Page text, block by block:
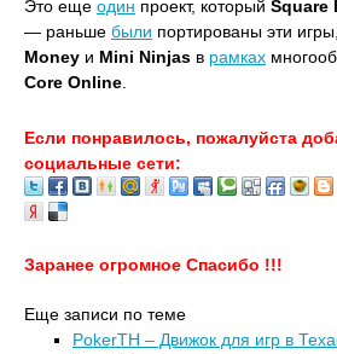
Это еще один проект, который Square
— раньше были портированы эти
Money и Mini Ninjas в рамках
Core Online
Если понравилось, пожалуйста
социальные сети:
Заранее огромное Спасибо !!!
Еще записи по теме
PokerTH – Движок для игр в